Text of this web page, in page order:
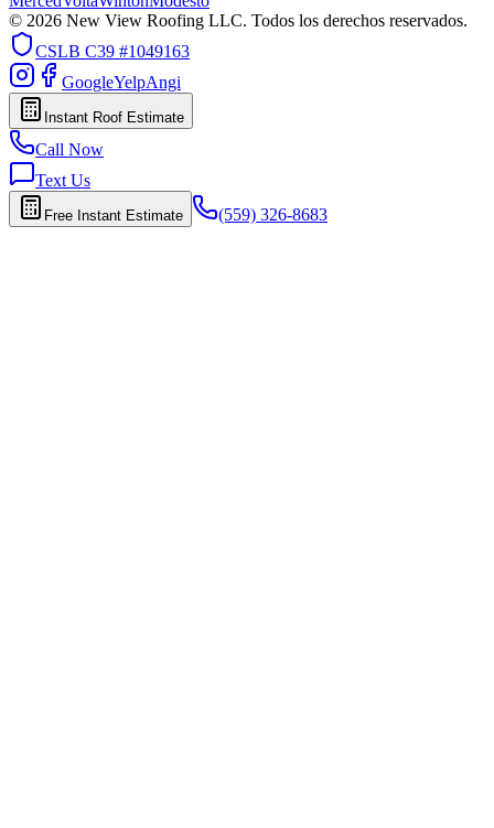
© 2026 New View Roofing LLC. Todos los derechos reservados.
CSLB C39 #1049163
GoogleYelpAngi
Instant Roof Estimate
Call Now
Text Us
Free Instant Estimate (559) 326-8683